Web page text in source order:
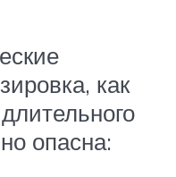
как
опасна: